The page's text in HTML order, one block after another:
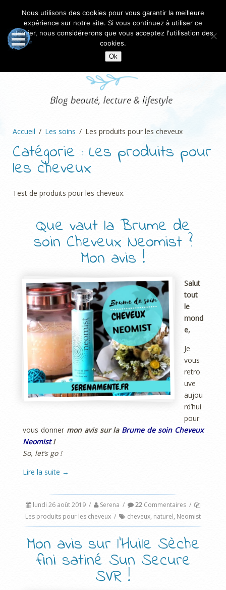
Accueil Les soins Les produits pour les cheveux
Catégorie : Les produits pour
les cheveux
Test de produits pour les cheveux.
Que vaut la Brume de
soin Cheveux Neomist ?
Mon avis !
Salut
tout
le
mond
e,
Je
vous
retro
uve
aujou
rd’hui
pour
vous donner mon avis sur la Brume de soin Cheveux
Neomist!
So, let’s go !
Lire la suite →
lundi 26 août 2019 / Serena / 22 Commentaires /
Les produits pour les cheveux / cheveux, naturel, Neomist
Mon avis sur l’Huile Sèche
fini satiné Sun Secure
SVR !
Nous utilisons des cookies pour vous garantir la meilleure
expérience sur notre site. Si vous continuez à utiliser ce
dernier, nous considérerons que vous acceptez l'utilisation des
cookies.
Ok